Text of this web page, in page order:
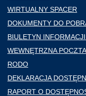
WIRTUALNY SPACER
DOKUMENTY DO
BIULETYN
WEWNĘTRZNA
RODO
DEKLARACJA
RAPORT O